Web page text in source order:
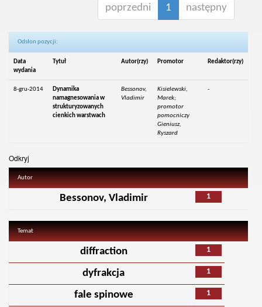
poprzedni 1 następny
Odsłon pozycji:
Data
wydania
Tytuł Autor(rzy) Promotor Redaktor(rzy)
8-gru-2014
Dynamika
namagnesowania w
strukturyzowanych
cienkich warstwach
Bessonov,
Vladimir
Kisielewski,
Marek;
promotor
pomocniczy
Gieniusz,
Ryszard
-
Odkryj
Autor
1
Bessonov, Vladimir
Temat
1
diffraction
1
dyfrakcja
1
fale spinowe